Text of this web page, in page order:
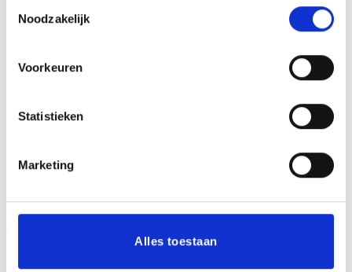
Noodzakelijk
Voorkeuren
Statistieken
Marketing
Alles toestaan
GERELATEERDE PRODUCTEN